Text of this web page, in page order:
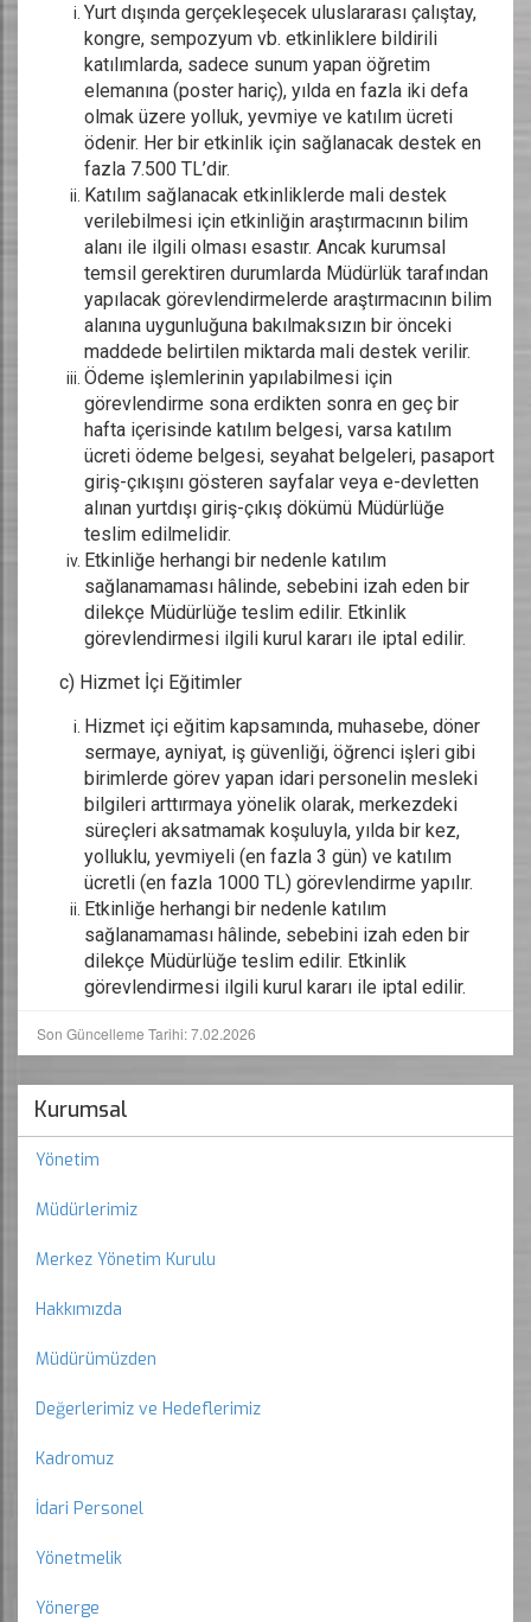
Yurt dışında gerçekleşecek uluslararası çalıştay,
kongre, sempozyum vb. etkinliklere bildirili
katılımlarda, sadece sunum yapan öğretim
elemanına (poster hariç), yılda en fazla iki defa
olmak üzere yolluk, yevmiye ve katılım ücreti
ödenir. Her bir etkinlik için sağlanacak destek en
fazla 7.500 TL’dir.
Katılım sağlanacak etkinliklerde mali destek
verilebilmesi için etkinliğin araştırmacının bilim
alanı ile ilgili olması esastır. Ancak kurumsal
temsil gerektiren durumlarda Müdürlük tarafından
yapılacak görevlendirmelerde araştırmacının bilim
alanına uygunluğuna bakılmaksızın bir önceki
maddede belirtilen miktarda mali destek verilir.
Ödeme işlemlerinin yapılabilmesi için
görevlendirme sona erdikten sonra en geç bir
hafta içerisinde katılım belgesi, varsa katılım
ücreti ödeme belgesi, seyahat belgeleri, pasaport
giriş-çıkışını gösteren sayfalar veya e-devletten
alınan yurtdışı giriş-çıkış dökümü Müdürlüğe
teslim edilmelidir.
Etkinliğe herhangi bir nedenle katılım
sağlanamaması hâlinde, sebebini izah eden bir
dilekçe Müdürlüğe teslim edilir. Etkinlik
görevlendirmesi ilgili kurul kararı ile iptal edilir.
c) Hizmet İçi Eğitimler
Hizmet içi eğitim kapsamında, muhasebe, döner
sermaye, ayniyat, iş güvenliği, öğrenci işleri gibi
birimlerde görev yapan idari personelin mesleki
bilgileri arttırmaya yönelik olarak, merkezdeki
süreçleri aksatmamak koşuluyla, yılda bir kez,
yolluklu, yevmiyeli (en fazla 3 gün) ve katılım
ücretli (en fazla 1000 TL) görevlendirme yapılır.
Etkinliğe herhangi bir nedenle katılım
sağlanamaması hâlinde, sebebini izah eden bir
dilekçe Müdürlüğe teslim edilir. Etkinlik
görevlendirmesi ilgili kurul kararı ile iptal edilir.
Son Güncelleme Tarihi: 7.02.2026
Kurumsal
Yönetim
Müdürlerimiz
Merkez Yönetim Kurulu
Hakkımızda
Müdürümüzden
Değerlerimiz ve Hedeflerimiz
Kadromuz
İdari Personel
Yönetmelik
Yönerge